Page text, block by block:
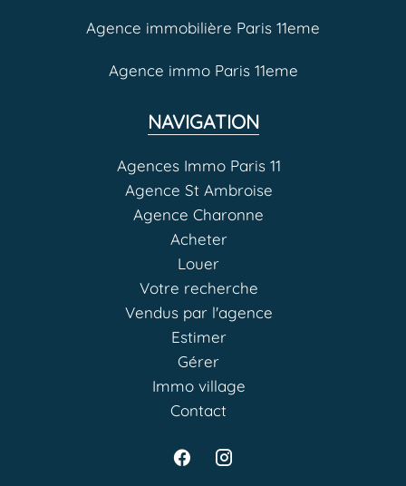
Agence immobilière Paris 11eme
Agence immo Paris 11eme
NAVIGATION
Agences Immo Paris 11
Agence St Ambroise
Agence Charonne
Acheter
Louer
Votre recherche
Vendus par l'agence
Estimer
Gérer
Immo village
Contact